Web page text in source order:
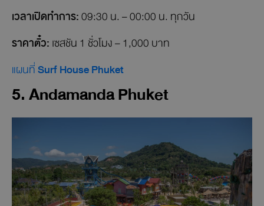
เวลาเปิดทำการ:09:30 น. – 00:00 น. ทุกวัน
ราคาตั๋ว: เซสชัน 1 ชั่วโมง – 1,000 บาท
แผนที่Surf House Phuket
5. Andamanda Phuket